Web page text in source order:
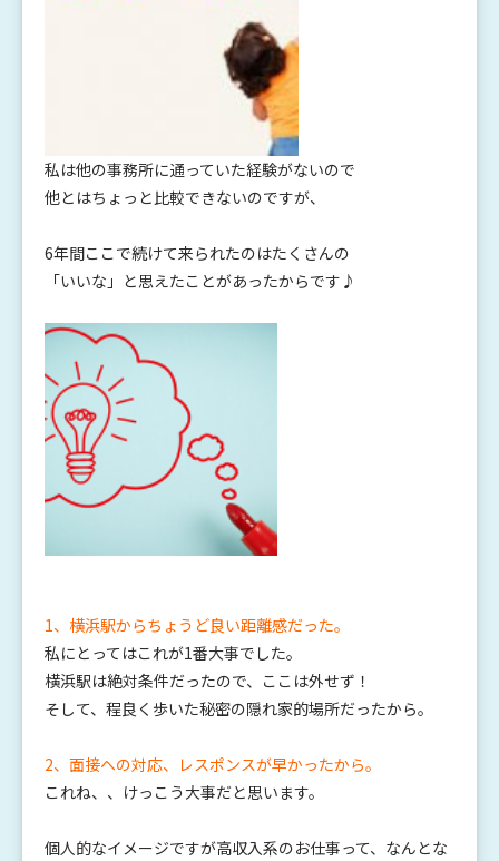
私は他の事務所に通っていた経験がないので
他とはちょっと比較できないのですが、
6年間ここで続けて来られたのはたくさんの
「いいな」と思えたことがあったからです♪
1、横浜駅からちょうど良い距離感だった。
私にとってはこれが1番大事でした。
横浜駅は絶対条件だったので、ここは外せず！
そして、程良く歩いた秘密の隠れ家的場所だったから。
2、面接への対応、レスポンスが早かったから。
これね、、けっこう大事だと思います。
個人的なイメージですが高収入系のお仕事って、なんとな